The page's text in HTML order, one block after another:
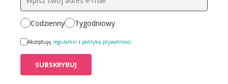
Codzienny Tygodniowy
Akceptuję regulamin i politykę prywatności